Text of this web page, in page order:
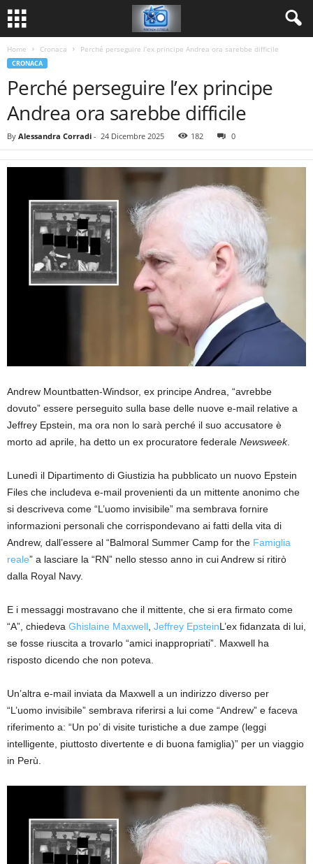
Home Cronaca Perché perseguire l’ex principe Andrea ora sarebbe difficile
CRONACA
Perché perseguire l’ex principe
Andrea ora sarebbe difficile
By Alessandra Corradi - 24 Dicembre 2025 182 0
Andrew Mountbatten-Windsor, ex principe Andrea, “avrebbe
dovuto” essere perseguito sulla base delle nuove e-mail relative a
Jeffrey Epstein, ma ora non lo sarà perché il suo accusatore è
morto ad aprile, ha detto un ex procuratore federale Newsweek.
Lunedì il Dipartimento di Giustizia ha pubblicato un nuovo Epstein
Files che includeva e-mail provenienti da un mittente anonimo che
si descriveva come “L’uomo invisibile” ma sembrava fornire
informazioni personali che corrispondevano ai fatti della vita di
Andrew, dall’essere al “Balmoral Summer Camp for the Famiglia
reale” a lasciare la “RN” nello stesso anno in cui Andrew si ritirò
dalla Royal Navy.
E i messaggi mostravano che il mittente, che si era firmato come
“A”, chiedeva Ghislaine Maxwell, Jeffrey EpsteinL’ex fidanzata di lui,
se fosse riuscita a trovarlo “amici inappropriati”. Maxwell ha
risposto dicendo che non poteva.
Un’altra e-mail inviata da Maxwell a un indirizzo diverso per
“L’uomo invisibile” sembrava riferirsi a lui come “Andrew” e faceva
riferimento a: “Un po’ di visite turistiche a due zampe (leggi
intelligente, piuttosto divertente e di buona famiglia)” per un viaggio
in Perù.